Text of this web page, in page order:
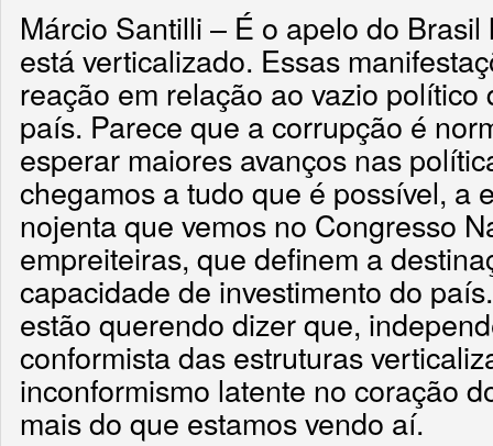
Márcio Santilli – É o apelo do
está verticalizado. Essas
reação em relação ao vazio político
país. Parece que a corrupção é
esperar maiores avanços nas
chegamos a tudo que é possível, a
nojenta que vemos no Congresso
empreiteiras, que definem a
capacidade de investimento do
estão querendo dizer que,
conformista das estruturas
inconformismo latente no coração
mais do que estamos vendo aí.